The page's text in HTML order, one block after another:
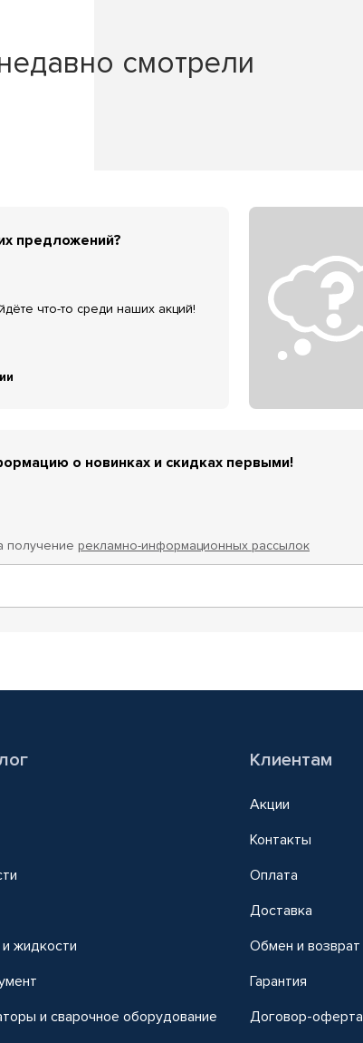
смотрели
предложений?
что-то среди наших акций!
о новинках и скидках первыми!
получение рекламно-информационных рассылок
жидкости
и сварочное оборудование
Клиентам
Акции
Контакты
Оплата
Доставка
Обмен и возврат
Гарантия
Договор-оферта